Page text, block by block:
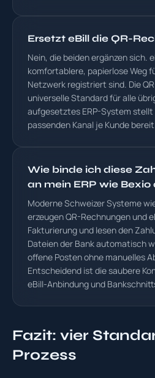
Ersetzt eBill die QR-
Nein, die beiden ergänzen sich.
komfortablere, papierlose Weg
Netzwerk registriert sind. Die
universelle Standard für alle
aufgesetztes ERP-System
passenden Kanal je Kunde
Wie binde ich diese
an mein ERP wie
Moderne Schweizer Systeme
erzeugen QR-Rechnungen und
Fakturierung und lesen den
Dateien der Bank automatisch
offene Posten ohne manuelles
Entscheidend ist die saubere
eBill-Anbindung und
Fazit: vier
Prozess